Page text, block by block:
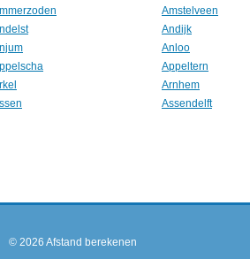
Amstelveen
Andijk
Anloo
Appeltern
Arnhem
Assendelft
© 2026 Afstand berekenen